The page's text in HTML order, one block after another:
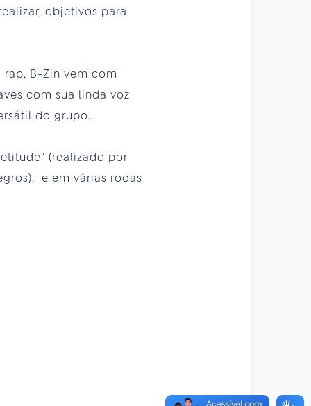
objetivos para
B-Zin vem com
com sua linda voz
do grupo.
(realizado por
e em várias rodas